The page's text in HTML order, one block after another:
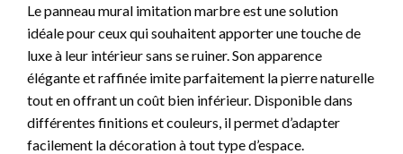
Le panneau mural imitation marbre est une solution
idéale pour ceux qui souhaitent apporter une touche de
luxe à leur intérieur sans se ruiner. Son apparence
élégante et raffinée imite parfaitement la pierre naturelle
tout en offrant un coût bien inférieur. Disponible dans
différentes finitions et couleurs, il permet d’adapter
facilement la décoration à tout type d’espace.